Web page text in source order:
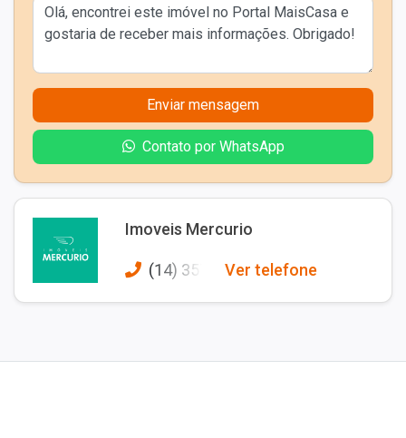
Enviar mensagem
Contato por WhatsApp
Imoveis Mercurio
(14) 357 Ver telefone